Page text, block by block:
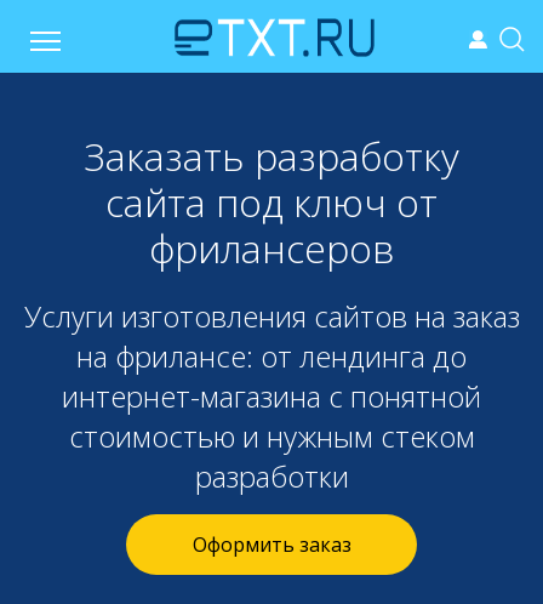
Заказать разработку
сайта под ключ от
фрилансеров
Услуги изготовления сайтов на заказ
на фрилансе: от лендинга до
интернет-магазина с понятной
стоимостью и нужным стеком
разработки
Оформить заказ